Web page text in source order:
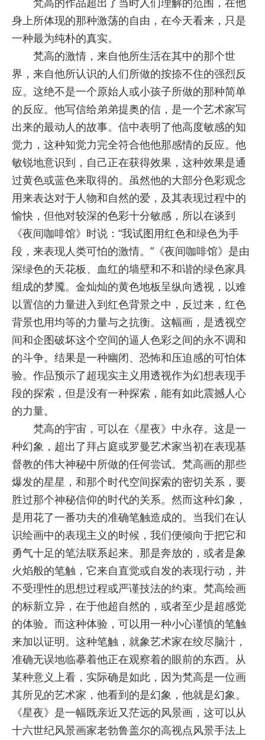
身上所体现的那种激荡的自由，在今天看来，只是
一种最为纯朴的真实。
梵高的激情，来自他所生活在其中的那个世
界，来自他所认识的人们所做的按捺不住的强烈反
应。这绝不是一个原始人或小孩子所做的那种简单
的反应。他写信给弟弟提奥的信，是一个艺术家写
出来的最动人的故事。信中表明了他高度敏感的知
觉力，这种知觉力完全符合他他那感情的反应。他
敏锐地意识到，自己正在获得效果，这种效果是通
过黄色或蓝色来取得的。虽然他的大部分色彩观念
用来表达对于人物和自然的爱，及其表现过程中的
愉快，但他对较深的色彩十分敏感，所以在谈到
《夜间咖啡馆》时说：“我试图用红色和绿色为手
段，来表现人类可怕的激情。”《夜间咖啡馆》是由
深绿色的天花板、血红的墙壁和不和谐的绿色家具
组成的梦魇。金灿灿的黄色地板呈纵向透视，以难
以置信的力量进入到红色背景之中，反过来，红色
背景也用均等的力量与之抗衡。这幅画，是透视空
间和企图破坏这个空间的逼人色彩之间的永不调和
的斗争。结果是一种幽闭、恐怖和压迫感的可怕体
验。作品预示了超现实主义用透视作为幻想表现手
段的探索，但是没有一种探索，能有如此震撼人心
的力量。
梵高的宇宙，可以在《星夜》中永存。这是一
种幻象，超出了拜占庭或罗曼艺术家当初在表现基
督教的伟大神秘中所做的任何尝试。梵高画的那些
爆发的星星，和那个时代空间探索的密切关系，要
胜过那个神秘信仰的时代的关系。然而这种幻象，
是用花了一番功夫的准确笔触造成的。当我们在认
识绘画中的表现主义的时候，我们便倾向于把它和
勇气十足的笔法联系起来。那是奔放的，或者是象
火焰般的笔触，它来自直觉或自发的表现行动，并
不受理性的思想过程或严谨技法的约束。梵高绘画
的标新立异，在于他超自然的，或者至少是超感觉
的体验。而这种体验，可以用一种小心谨慎的笔触
来加以证明。这种笔触，就象艺术家在绞尽脑汁，
准确无误地临摹着他正在观察着的眼前的东西。从
某种意义上看，实际确是如此，因为梵高是一位画
其所见的艺术家，他看到的是幻象，他就是幻象。
《星夜》是一幅既亲近又茫远的风景画，这可以从
十六世纪风景画家老勃鲁盖尔的高视点风景手法上